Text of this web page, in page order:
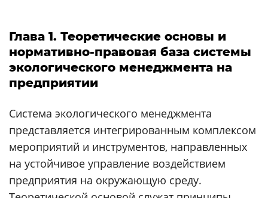
Глава 1. Теоретические основы и
нормативно-правовая база системы
экологического менеджмента на
предприятии
Система экологического менеджмента
представляется интегрированным комплексом
мероприятий и инструментов, направленных
на устойчивое управление воздействием
предприятия на окружающую среду.